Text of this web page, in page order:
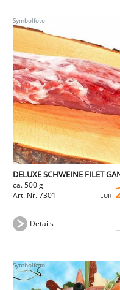
DELUXE SCHWEINE FILET
ca. 500 g
Art. Nr. 7301
EUR
Details